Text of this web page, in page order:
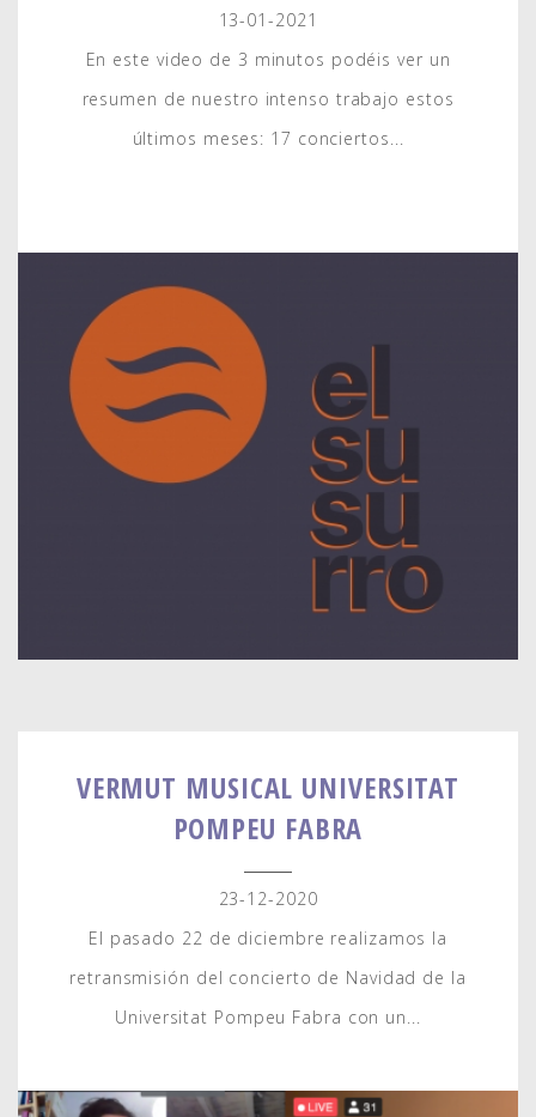
13-01-2021
En este video de 3 minutos podéis ver un
resumen de nuestro intenso trabajo estos
últimos meses: 17 conciertos...
VERMUT MUSICAL UNIVERSITAT
POMPEU FABRA
23-12-2020
El pasado 22 de diciembre realizamos la
retransmisión del concierto de Navidad de la
Universitat Pompeu Fabra con un...